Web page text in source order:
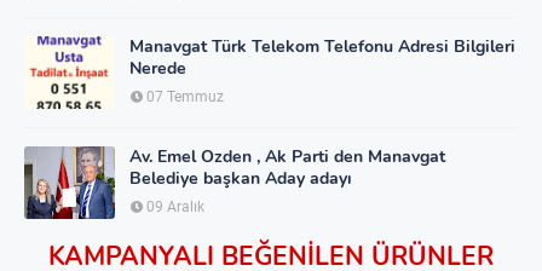
Manavgat Türk Telekom Telefonu Adresi Bilgileri
Nerede
07 Temmuz
Av. Emel Ozden , Ak Parti den Manavgat
Belediye başkan Aday adayı
09 Aralık
KAMPANYALI BEĞENİLEN ÜRÜNLER